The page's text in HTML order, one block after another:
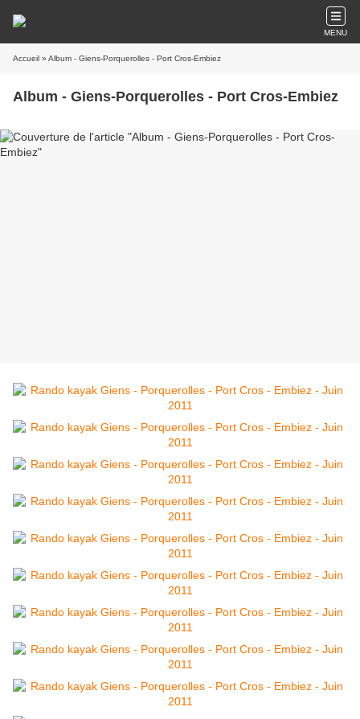
MENU
Accueil » Album - Giens-Porquerolles - Port Cros-Embiez
Album - Giens-Porquerolles - Port Cros-Embiez